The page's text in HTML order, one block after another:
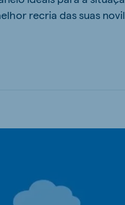
recria das suas